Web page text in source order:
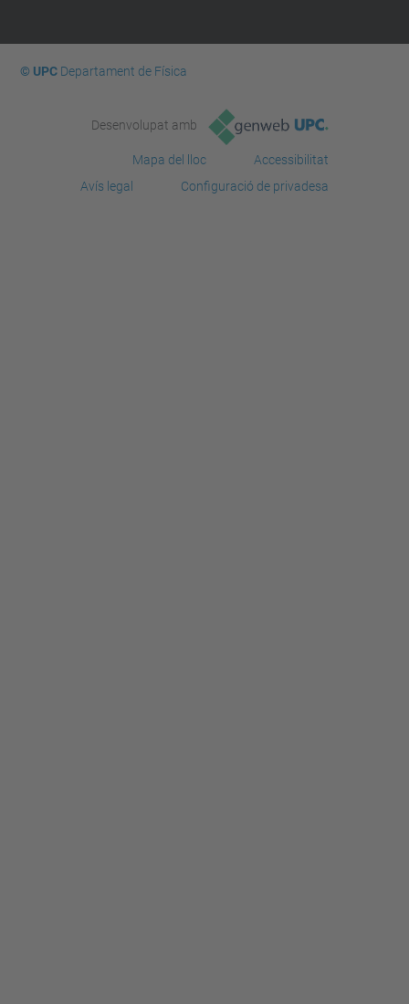
© UPCDepartament de Física
Desenvolupat amb
Mapa del lloc
Accessibilitat
Avís legal
Configuració de privadesa